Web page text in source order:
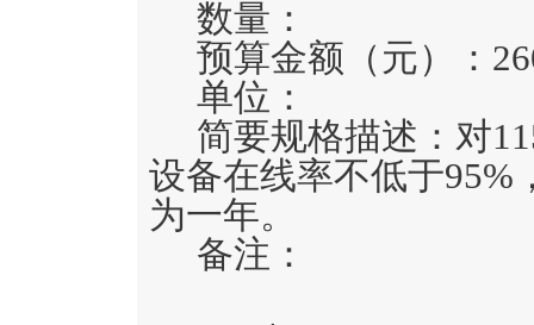
数量：
预算金额（元）：
单位：
简要规格描述： 对
设备在线率不低于95%
为一年。
备注：